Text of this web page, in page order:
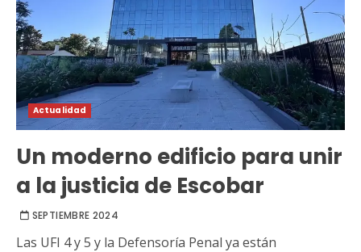
Actualidad
Un moderno edificio para unir
a la justicia de Escobar
SEPTIEMBRE 2024
Las UFI 4 y 5 y la Defensoría Penal ya están